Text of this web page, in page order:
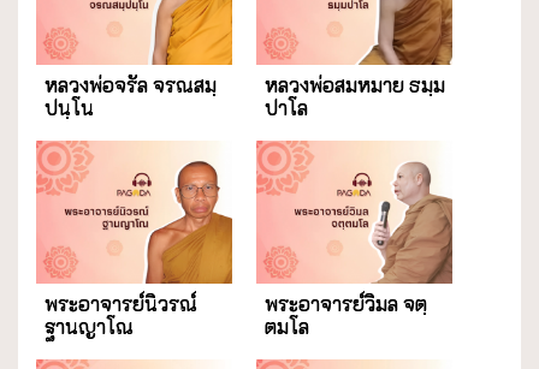
หลวงพ่อจรัล จรณสมฺ
ปนฺโน
หลวงพ่อสมหมาย ธมฺม
ปาโล
พระอาจารย์นิวรณ์
ฐานญาโณ
พระอาจารย์วิมล จตฺ
ตมโล